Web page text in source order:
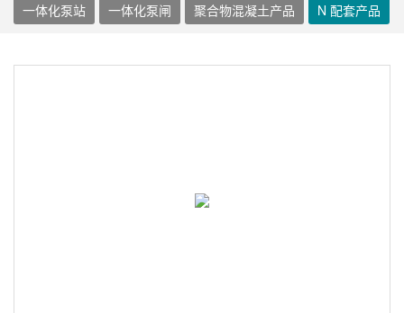
一体化泵站 一体化泵闸 聚合物混凝土产品 N 配套产品